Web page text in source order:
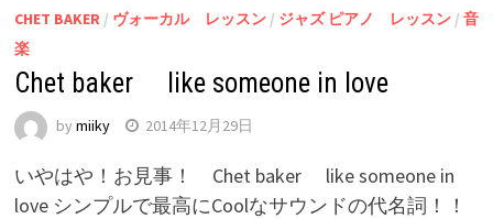
CHET BAKER/ ヴォーカル レッスン/ ジャズ ピアノ レッスン/ 音
楽
Chet baker like someone in love
by miiky 2014年12月29日
いやはや！お見事！ Chet baker like someone in
love シンプルで最高にCoolなサウンドの代名詞！！